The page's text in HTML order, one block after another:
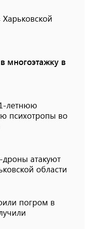
многоэтажку в
летнюю
психотропы во
атакуют
области
погром в